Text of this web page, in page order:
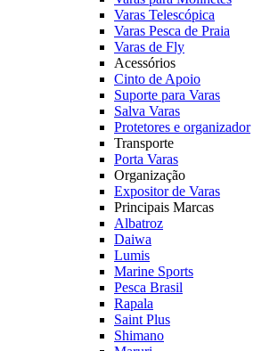
Varas Telescópica
Varas Pesca de Praia
Varas de Fly
Acessórios
Cinto de Apoio
Suporte para Varas
Salva Varas
Protetores e organizador
Transporte
Porta Varas
Organização
Expositor de Varas
Principais Marcas
Albatroz
Daiwa
Lumis
Marine Sports
Pesca Brasil
Rapala
Saint Plus
Shimano